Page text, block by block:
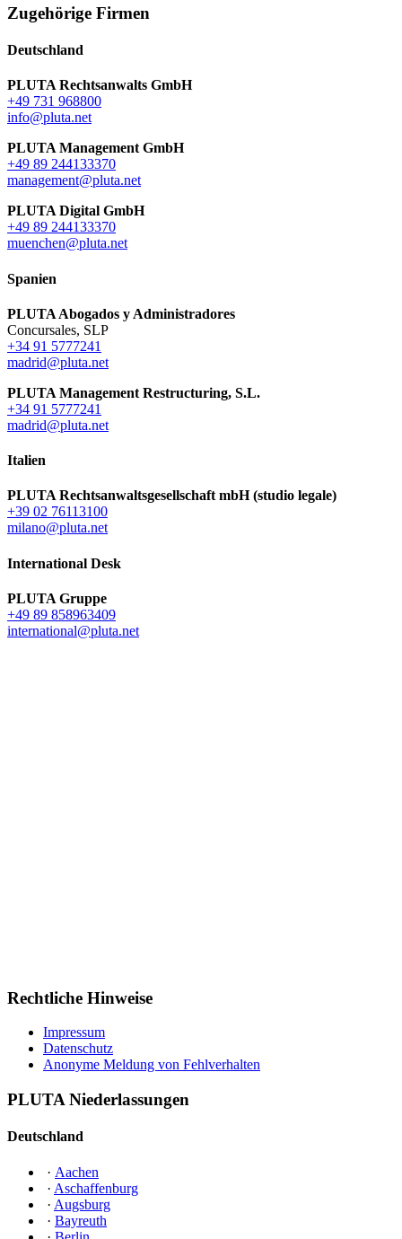
Zugehörige Firmen
Deutschland
PLUTA Rechtsanwalts GmbH
+49 731 968800
info@pluta.net
PLUTA Management GmbH
+49 89 244133370
management@pluta.net
PLUTA Digital GmbH
+49 89 244133370
muenchen@pluta.net
Spanien
PLUTA Abogados y Administradores
Concursales, SLP
+34 91 5777241
madrid@pluta.net
PLUTA Management Restructuring, S.L.
+34 91 5777241
madrid@pluta.net
Italien
PLUTA Rechtsanwaltsgesellschaft mbH (studio legale)
+39 02 76113100
milano@pluta.net
International Desk
PLUTA Gruppe
+49 89 858963409
international@pluta.net
Rechtliche Hinweise
Impressum
Datenschutz
Anonyme Meldung von Fehlverhalten
PLUTA Niederlassungen
Deutschland
· Aachen
· Aschaffenburg
· Augsburg
· Bayreuth